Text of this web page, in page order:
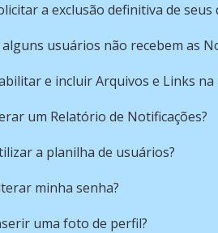
a exclusão definitiva de seus
usuários não recebem as
e incluir Arquivos e Links na
um Relatório de Notificações?
a planilha de usuários?
minha senha?
uma foto de perfil?